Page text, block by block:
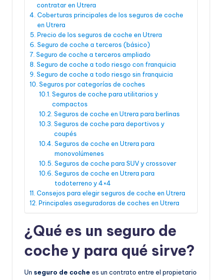
contratar en Utrera
Coberturas principales de los seguros de coche
en Utrera
Precio de los seguros de coche en Utrera
Seguro de coche a terceros (básico)
Seguro de coche a terceros ampliado
Seguro de coche a todo riesgo con franquicia
Seguro de coche a todo riesgo sin franquicia
Seguros por categorías de coches
Seguros de coche para utilitarios y
compactos
Seguros de coche en Utrera para berlinas
Seguros de coche para deportivos y
coupés
Seguros de coche en Utrera para
monovolúmenes
Seguros de coche para SUV y crossover
Seguros de coche en Utrera para
todoterreno y 4×4
Consejos para elegir seguros de coche en Utrera
Principales aseguradoras de coches en Utrera
¿Qué es un seguro de
coche y para qué sirve?
Un seguro de coche es un contrato entre el propietario